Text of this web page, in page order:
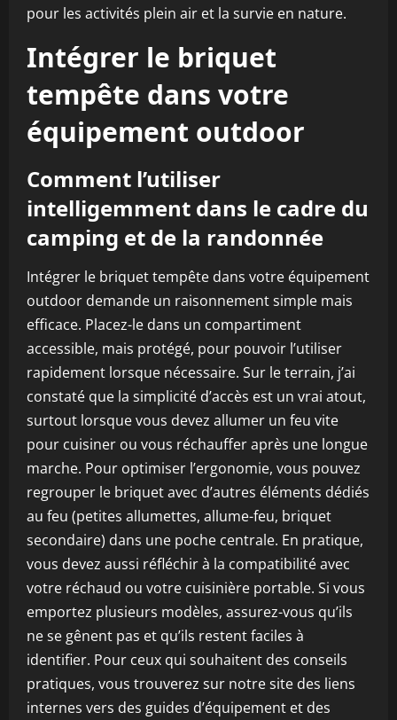
pour les activités plein air et la survie en nature.
Intégrer le briquet
tempête dans votre
équipement outdoor
Comment l’utiliser
intelligemment dans le cadre du
camping et de la randonnée
Intégrer le briquet tempête dans votre équipement
outdoor demande un raisonnement simple mais
efficace. Placez-le dans un compartiment
accessible, mais protégé, pour pouvoir l’utiliser
rapidement lorsque nécessaire. Sur le terrain, j’ai
constaté que la simplicité d’accès est un vrai atout,
surtout lorsque vous devez allumer un feu vite
pour cuisiner ou vous réchauffer après une longue
marche. Pour optimiser l’ergonomie, vous pouvez
regrouper le briquet avec d’autres éléments dédiés
au feu (petites allumettes, allume-feu, briquet
secondaire) dans une poche centrale. En pratique,
vous devez aussi réfléchir à la compatibilité avec
votre réchaud ou votre cuisinière portable. Si vous
emportez plusieurs modèles, assurez-vous qu’ils
ne se gênent pas et qu’ils restent faciles à
identifier. Pour ceux qui souhaitent des conseils
pratiques, vous trouverez sur notre site des liens
internes vers des guides d’équipement et des